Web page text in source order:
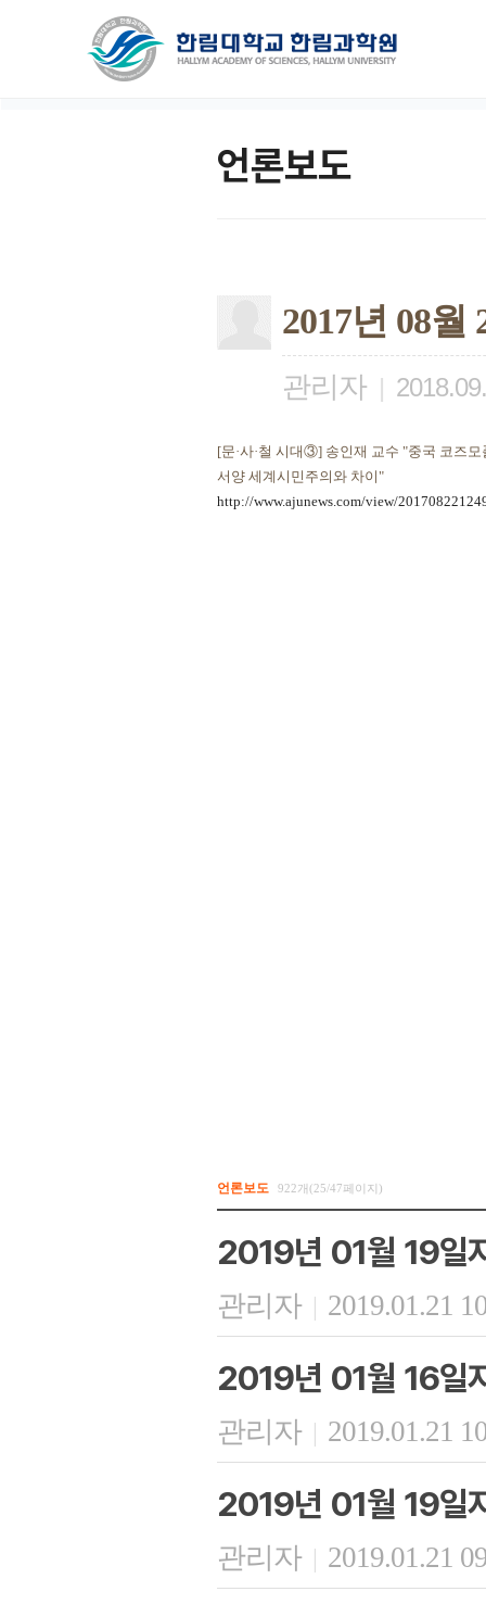
언론보도
2017년 08
관리자 |
[문·사·철 시대③] 송인재 교수 "중국 코즈모
서양 세계시민주의와 차이"
http://www.ajunews.com/view/
언론보도 922개(25/47페이지)
2019년 01월 19일
관리자 | 2019.01.21
2019년 01월 16일
관리자 | 2019.01.21
2019년 01월 19일
관리자 | 2019.01.21